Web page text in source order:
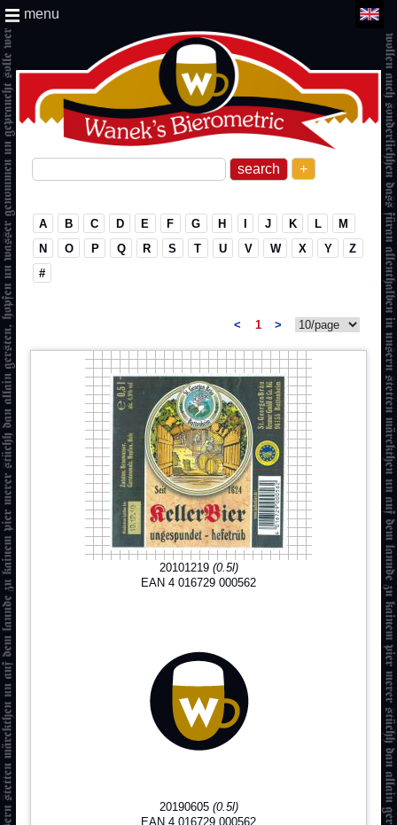
+
menu
A B C D E F G H I J K L
M
N
O P Q R S T U V W X Y
Z
#
< 1 >
20101219 (0.5l)
EAN 4 016729 000562
20190605 (0.5l)
EAN 4 016729 000562